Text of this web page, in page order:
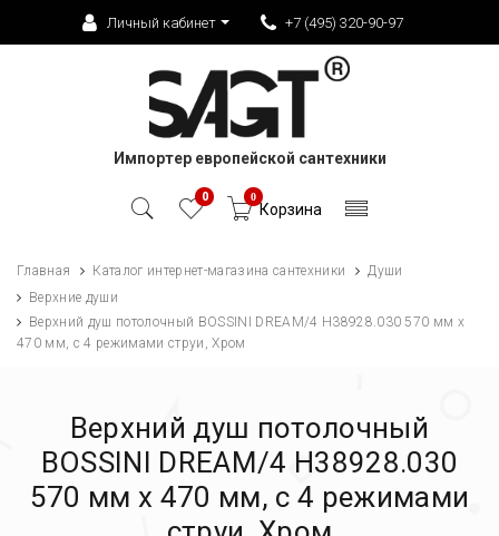
Личный кабинет +7 (495) 320-90-97
Импортер европейской сантехники
0 0
Корзина
Главная Каталог интернет-магазина сантехники
Души
Верхние души
Верхний душ потолочный BOSSINI DREAM/4 H38928.030 570 мм х
470 мм, с 4 режимами струи, Хром
Верхний душ потолочный
BOSSINI DREAM/4 H38928.030
570 мм х 470 мм, с 4 режимами